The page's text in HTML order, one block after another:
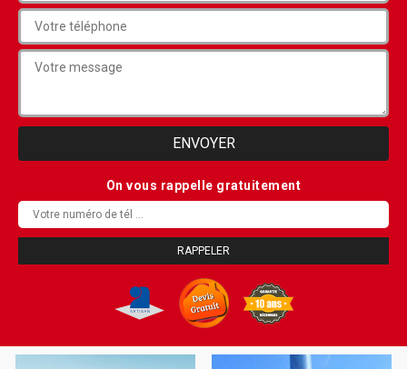
On vous rappelle gratuitement